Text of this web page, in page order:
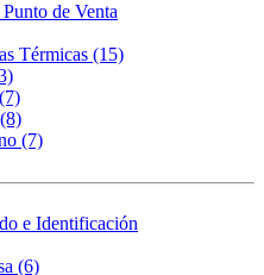
de Venta
Térmicas (15)
(7)
e Identificación
(6)